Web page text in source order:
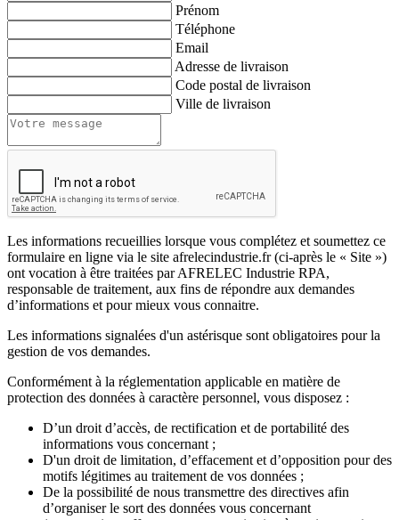
Prénom
Téléphone
Email
Adresse de livraison
Code postal de livraison
Ville de livraison
Les informations recueillies lorsque vous complétez et soumettez ce
formulaire en ligne via le site afrelecindustrie.fr (ci-après le « Site »)
ont vocation à être traitées par AFRELEC Industrie RPA,
responsable de traitement, aux fins de répondre aux demandes
d’informations et pour mieux vous connaitre.
Les informations signalées d'un astérisque sont obligatoires pour la
gestion de vos demandes.
Conformément à la réglementation applicable en matière de
protection des données à caractère personnel, vous disposez :
D’un droit d’accès, de rectification et de portabilité des
informations vous concernant ;
D'un droit de limitation, d’effacement et d’opposition pour des
motifs légitimes au traitement de vos données ;
De la possibilité de nous transmettre des directives afin
d’organiser le sort des données vous concernant